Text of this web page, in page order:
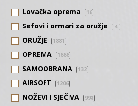
Lovačka oprema 16
Sefovi i ormari za oružje 4
ORUŽJE 1881
OPREMA 1666
SAMOOBRANA 132
AIRSOFT 1206
NOŽEVI I SJEČIVA 998